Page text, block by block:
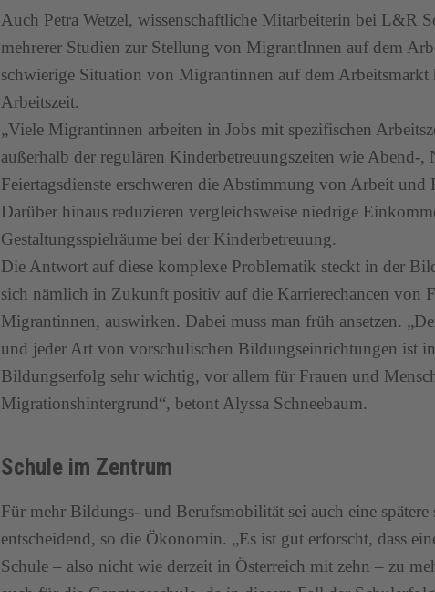
Auch Petra Wetzel, wissenschaftliche Mitarbeiterin bei L&R
mehrerer Studien zur Stellung von MigrantInnen auf dem
schwierige Situation von Migrantinnen auf dem Arbeitsmarkt
Arbeitszeit.
„Viele Migrantinnen arbeiten in Jobs mit spezifischen
außerhalb der regulären Kinderbetreuungszeiten wie Abend-,
Feiertagsdienste erschweren die Abstimmung von Arbeit und
Darüber hinaus reduzieren vergleichsweise niedrige
Gestaltungsspielräume bei der Kinderbetreuung.
Die Antwort auf diese komplexe Problematik steckt in der
sich nämlich in Zukunft positiv auf die Karrierechancen von
Migrantinnen, auswirken. Dabei muss man früh ansetzen.
und jeder Art von vorschulischen Bildungseinrichtungen ist
Bildungserfolg sehr wichtig, vor allem für Frauen und
Migrationshintergrund“, betont Alyssa Schneebaum.
Schule im Zentrum
Für mehr Bildungs- und Berufsmobilität sei auch eine spätere
entscheidend, so die Ökonomin. „Es ist gut erforscht, dass
Schule – also nicht wie derzeit in Österreich mit zehn – zu